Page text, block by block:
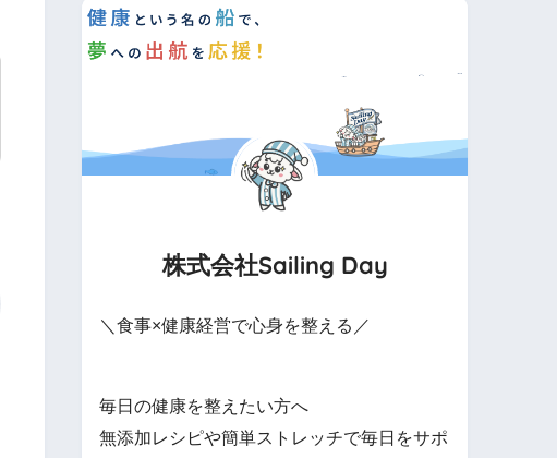
株式会社Sailing Day
＼食事×健康経営で心身を整える／
毎日の健康を整えたい方へ
無添加レシピや簡単ストレッチで毎日をサポ